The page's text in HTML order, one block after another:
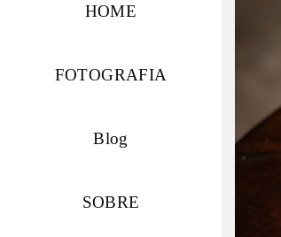
HOME
FOTOGRAFIA
Blog
SOBRE